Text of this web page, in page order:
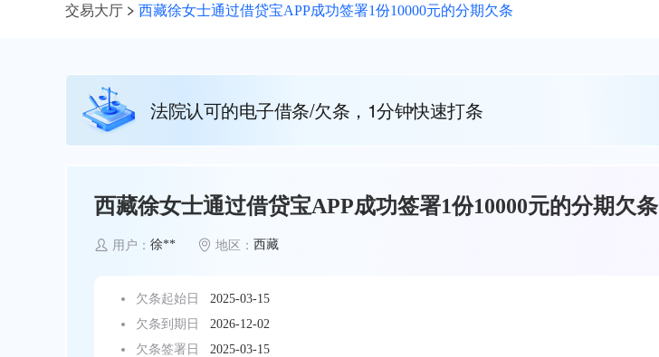
交易大厅 西藏徐女士通过借贷宝APP成功签署1份10000元的分期欠条
法院认可的电子借条/欠条，1分钟快速打条
西藏徐女士通过借贷宝APP成功签署1份10000元的分期欠条
用户： 徐** 地区： 西藏
欠条起始日
2025-03-15
欠条到期日
2026-12-02
欠条签署日
2025-03-15